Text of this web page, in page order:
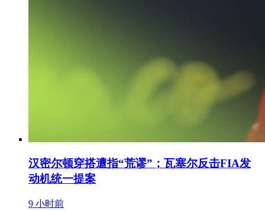
汉密尔顿穿搭遭指“荒谬”；瓦塞尔反击FIA发
动机统一提案
9 小时前